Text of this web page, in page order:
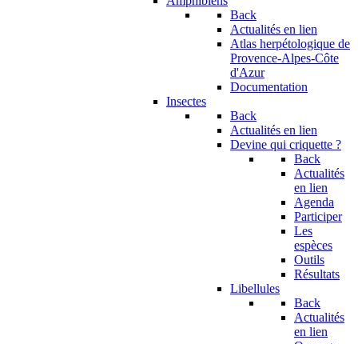
Back
Actualités en lien
Atlas herpétologique de
Provence-Alpes-Côte
d'Azur
Documentation
Insectes
Back
Actualités en lien
Devine qui criquette ?
Back
Actualités
en lien
Agenda
Participer
Les
espèces
Outils
Résultats
Libellules
Back
Actualités
en lien